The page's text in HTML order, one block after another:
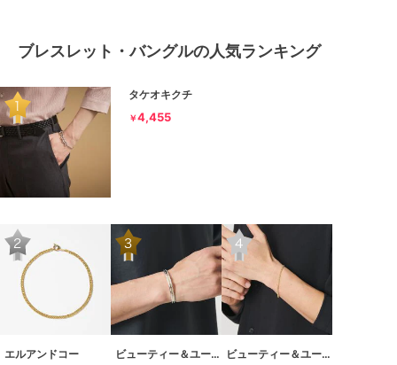
ブレスレット・バングルの人気ランキング
タケオキクチ
￥4,455
エルアンドコー ビューティー＆ユース ユナイテッドアローズ ビューティー＆ユース ユナイテッドアローズ